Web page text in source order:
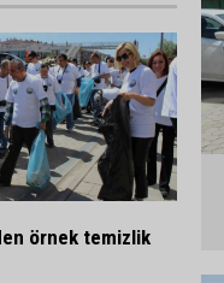
örnek temizlik